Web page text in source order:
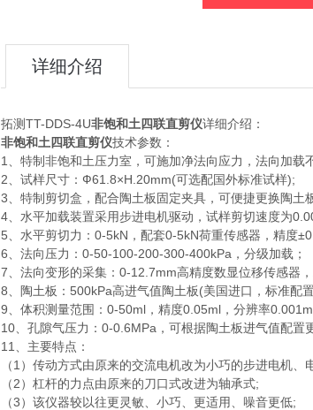
详细介绍
拓测TT-DDS-4U非饱和土四联直剪仪详细介绍：
非饱和土四联直剪仪技术参数：
1、特制非饱和土压力室，可施加净法向应力，法向加
2、试样尺寸：Ф61.8×H.20mm(可选配国外标准试样);
3、特制剪切盒，配合陶土板固定夹具，可便捷更换陶土
4、水平加载装置采用步进电机驱动，试样剪切速度为
5、水平剪切力：0-5kN，配套0-5kN荷重传感器，精度
6、法向压力：0-50-100-200-300-400kPa，分级加载；
7、法向变形的采集：0-12.7mm高精度数显位移传感器
8、陶土板：500kPa高进气值陶土板(美国进口，标准配
9、体积测量范围：0-50ml，精度0.05ml，分辨率
10、孔隙气压力：0-0.6MPa，可根据陶土板进气值配
11、主要特点：
（1）传动方式由原来的交流电机改为小巧的步进电机
（2）杠杆的力点由原来的刀口式改进为轴承式;
（3）该仪器较以往更灵敏、小巧、更适用、噪音更低;